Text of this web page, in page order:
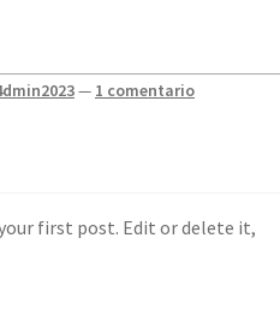
— 1 comentario
first post. Edit or delete it,